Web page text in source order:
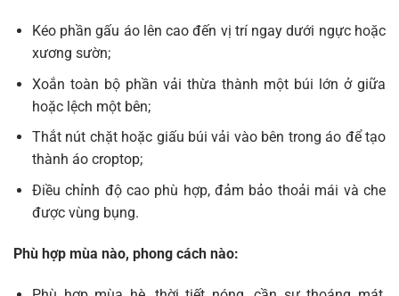
Kéo phần gấu áo lên cao đến vị trí ngay dưới ngực hoặc
xương sườn;
Xoắn toàn bộ phần vải thừa thành một búi lớn ở giữa
hoặc lệch một bên;
Thắt nút chặt hoặc giấu búi vải vào bên trong áo để tạo
thành áo croptop;
Điều chỉnh độ cao phù hợp, đảm bảo thoải mái và che
được vùng bụng.
Phù hợp mùa nào, phong cách nào: